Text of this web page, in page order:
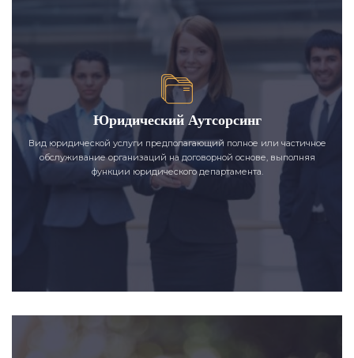
Юридический Аутсорсинг
Вид юридической услуги предполагающий полное или частичное
обслуживание организаций на договорной основе, выполняя
функции юридического департамента.